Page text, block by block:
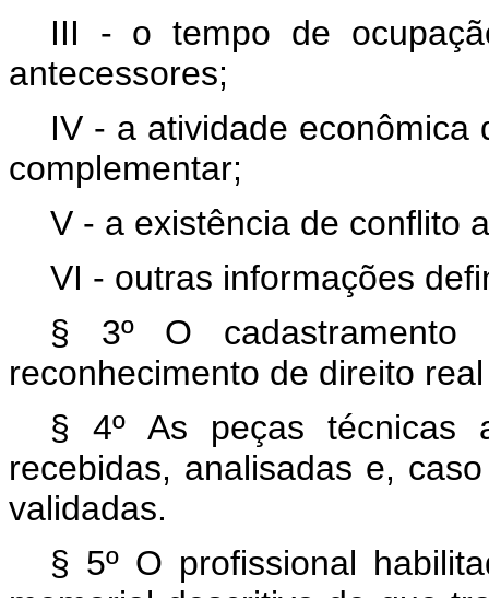
III - o tempo de
antecessores;
IV - a atividade econômica
complementar;
V - a existência de conflito
VI - outras informações
§ 3º O cadastramento
reconhecimento de direito
§ 4ºAs peças técnicas
recebidas, analisadas e,
validadas.
§ 5º O profissional